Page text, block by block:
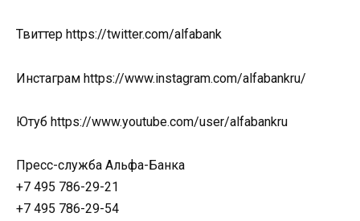
Твиттер https://twitter.com/alfabank
Инстаграм https://www.instagram.com/alfabankru/
Ютуб https://www.youtube.com/user/alfabankru
Пресс-служба Альфа-Банка
+7 495 786-29-21
+7 495 786-29-54